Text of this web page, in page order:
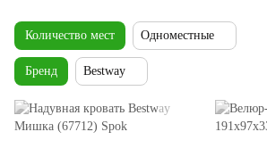
Количество мест Одноместные
Бренд Bestway